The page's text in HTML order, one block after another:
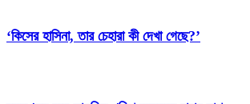
‘কিসের হাসিনা, তার চেহারা কী দেখা গেছে?’